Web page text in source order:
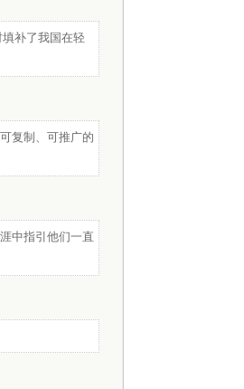
补了我国在轻
复制、可推广的
中指引他们一直